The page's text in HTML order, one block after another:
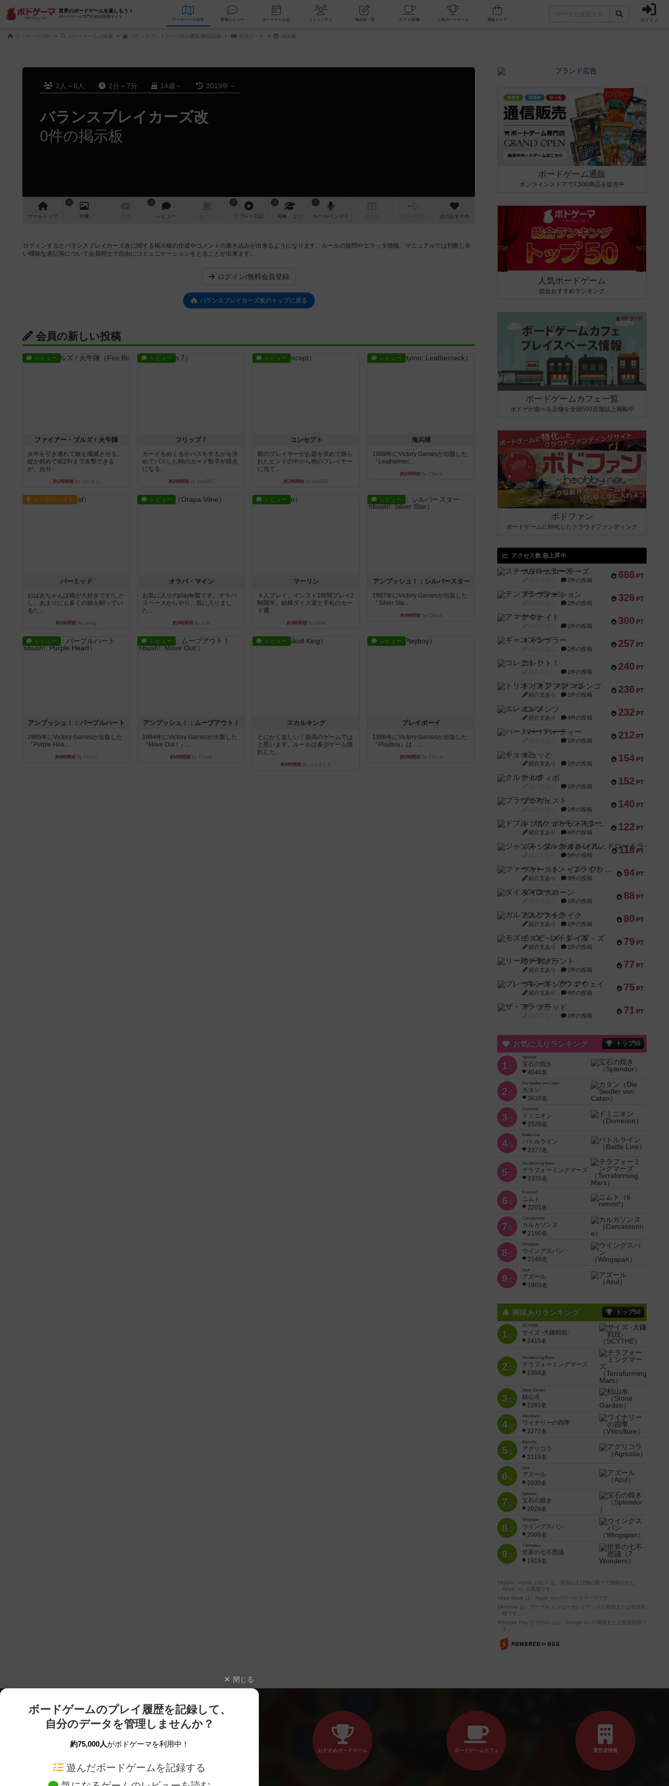
世界のボードゲームを楽しもう！
ボードゲーム専門の総合情報サイト
データベース 検索 新着レビュー ボードゲーム会 コミュニティ 掲示板一覧 カフェ/店舗 人気ボードゲーム ログイン
ボドゲーマTOP ボードゲームの検索 バランスブレイカーズ改の通販/商品詳細 作品データ 掲示板
2人～6人 2分～7分 14歳～ 2019年～
バランスブレイカーズ改
0件の掲示板
ゲーム トップ
6
画像
3
レビュー
3
リプレイ 日記
1
戦略 ・コツ
1
ルール/インスト 次のおすすめ
ログインするとバランスブレイカーズ改に関する掲示板の作成やコメントの書き込みが出来るようになります。ルールの疑問やエラッタ情報、マニュアルでは判断し辛
い曖昧な表記等について会員同士で自由にコミュニケーションをとることが出来ます。
ログイン/無料会員登録
バランスブレイカーズ改のトップに戻る
会員の新しい投稿
レビュー
ファイアー・ブルズ / 火牛陣
火牛を引き連れて敵を殲滅させる。
縦か斜めで前2列まで攻撃できる
が、自分...
約2時間前by うらまこ
レビュー
フリップ７
カードをめくるかパスをするかを決
めてパスした時のカード数字が得点
になる...
約2時間前 by mob567
レビュー
コンセプト
親のプレイヤーがお題を決めて限ら
れたヒントの中から他のプレイヤー
に当て...
約2時間前 by mob567
レビュー
海兵隊
1988年にVictory Gamesが出版した
『Leathernec...
約2時間前 by Chaco
ルール/インスト
パーミッド
おばあちゃんは猫が大好きです!しか
し、あまりにも多くの猫を飼ってい
るた...
約2時間前 by jurong
レビュー
オラパ・マイン
お気に入りのplayte製です。オラパ
スペースからやり、気に入りまし
た...
約3時間前by くみ
レビュー
マーリン
４人プレイ。インスト1時間プレイ2
時間半。結構ダイス運と手札のカー
ド運...
約3時間前by oliber
レビュー
アンブッシュ！：シルバースター
1987年にVictory Gamesが出版した
『Silver Sta...
約4時間前 by Chaco
レビュー
アンブッシュ！：パープルハート
1985年にVictory Gamesが出版した
『Purple Hea...
約4時間前 by Chaco
レビュー
アンブッシュ！：ムーブアウト！
1984年にVictory Gamesが出版した
『Move Out！』...
約4時間前 by Chaco
レビュー
スカルキング
とにかく楽しい！最高のゲームでは
と思います。ルールは多少ゲーム慣
れした...
約4時間前 by ジェイとと
レビュー
プレイボーイ
1986年にVictory Gamesが出版した
『Playboy』は、...
約5時間前 by Chaco
ボードゲーム通販
オンラインストアで7,500商品を販売中
人気ボードゲーム
総合おすすめランキング
ボードゲームカフェ一覧
ボドゲが遊べる店舗を全国500店舗以上掲載中
ボドファン
ボードゲームに特化したクラウドファンディング
アクセス数 急上昇中
686 PT
スチームローラーズ
2件の投稿
326 PT
テンプテーション
2件の投稿
300 PT
アマナイト
1件の投稿
257 PT
ギャンブラー
2件の投稿
240 PT
コレクト！
1件の投稿
236 PT
トリオンフ ア マレンゴ
紹介文あり 1件の投稿
232 PT
エレメンツ
紹介文あり 4件の投稿
212 PT
バー！パーティー
1件の投稿
154 PT
ギョッと
紹介文あり 1件の投稿
152 PT
クルティボ
1件の投稿
140 PT
ブラヴェスト
1件の投稿
122 PT
ドブル：ポケットモンスター
紹介文あり 4件の投稿
118 PT
ジャンヌ・ダルク-オルレアン ドロー＆ライト
5件の投稿
94 PT
ファースト・イン・フライト
紹介文あり 3件の投稿
88 PT
ダイススローン
1件の投稿
80 PT
ガルフストライク
紹介文あり 1件の投稿
79 PT
モズビ－ズ・レイダ－ズ
紹介文あり 1件の投稿
77 PT
リー対グラント
紹介文あり 1件の投稿
75 PT
ブレーキング・アウェイ
紹介文あり 4件の投稿
71 PT
ザ・フラッド
1件の投稿
お気に入りランキング トップ50
1位
Splendor
宝石の煌き
4040名
2位
Die Siedler von Catan
カタン
3616名
3位
Dominion
ドミニオン
2528名
4位
Battle Line
バトルライン
2377名
5位
Terraforming Mars
テラフォーミングマーズ
2370名
6位
6 nimmt!
ニムト
2201名
7位
Carcassonne
カルカソンヌ
2190名
8位
Wingspan
ウイングスパン
2149名
9位
Azul
アズール
1903名
興味ありランキング トップ50
1位
SCYTHE
サイズ -大鎌戦役-
2415名
2位
Terraforming Mars
テラフォーミングマーズ
2394名
3位
Stone Garden
枯山水
2281名
4位
Viticulture
ワイナリーの四季
2272名
5位
Agricola
アグリコラ
2119名
6位
Azul
アズール
2035名
7位
Splendor
宝石の煌き
2028名
8位
Wingspan
ウイングスパン
2006名
9位
7 Wonders
世界の七不思議
1919名
※Apple、Apple のロゴ は、米国および他の国々で登録された
Apple Inc.の商標です。
※App Store は、Apple Inc.のサービスマークです。
※Android は、グーグル インコーポレイテッドの商標または登録商
標です。
※Google Play とそのロゴは、Google Inc.の商標または登録商標で
す。
閉じる
ボードゲームのプレイ履歴を記録して、
自分のデータを管理しませんか？
約75,000人がボドゲーマを利用中！
遊んだボードゲームを記録する
おすすめボードゲーム ボードゲームカフェ 運営者情報